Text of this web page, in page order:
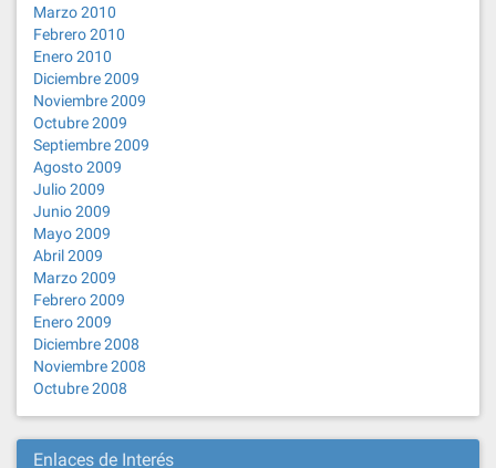
Marzo 2010
Febrero 2010
Enero 2010
Diciembre 2009
Noviembre 2009
Octubre 2009
Septiembre 2009
Agosto 2009
Julio 2009
Junio 2009
Mayo 2009
Abril 2009
Marzo 2009
Febrero 2009
Enero 2009
Diciembre 2008
Noviembre 2008
Octubre 2008
Enlaces de Interés